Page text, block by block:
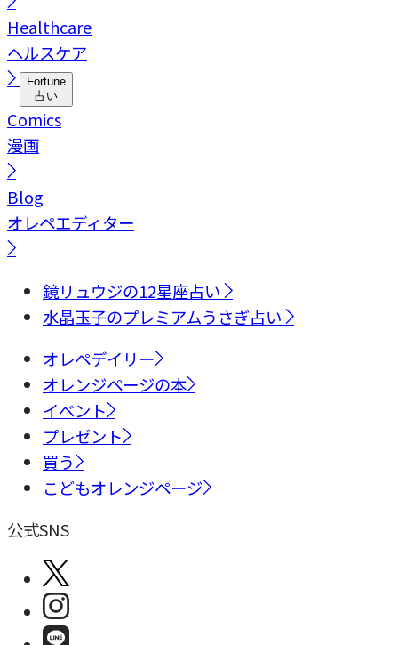
Healthcare
ヘルスケア
Fortune
占い
Comics
漫画
Blog
オレペエディター
鏡リュウジの12星座占い
水晶玉子のプレミアムうさぎ占い
オレペデイリー
オレンジページの本
イベント
プレゼント
買う
こどもオレンジページ
公式SNS